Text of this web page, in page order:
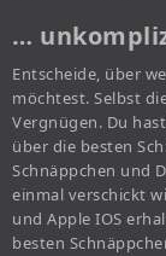
…
Entscheide, über
möchtest. Selbst
Vergnügen. Du
über die besten
Schnäppchen und
einmal verschickt
und Apple IOS
besten